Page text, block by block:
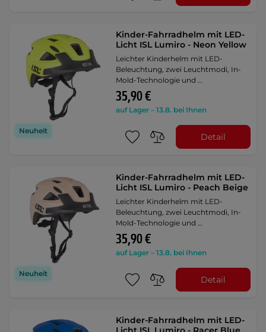
Neuheit
Kinder-Fahrradhelm mit LED-
Licht ISL Lumiro - Neon Yellow
Leichter Kinderhelm mit LED-
Beleuchtung, zwei Leuchtmodi, In-
Mold-Technologie und …
35,90 €
auf Lager – 13.8. bei Ihnen
Detail
Neuheit
Kinder-Fahrradhelm mit LED-
Licht ISL Lumiro - Peach Beige
Leichter Kinderhelm mit LED-
Beleuchtung, zwei Leuchtmodi, In-
Mold-Technologie und …
35,90 €
auf Lager – 13.8. bei Ihnen
Detail
Kinder-Fahrradhelm mit LED-